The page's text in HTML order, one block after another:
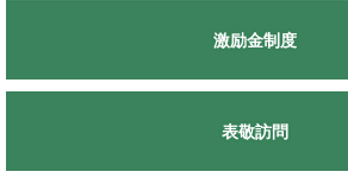
激励金制度
表敬訪問